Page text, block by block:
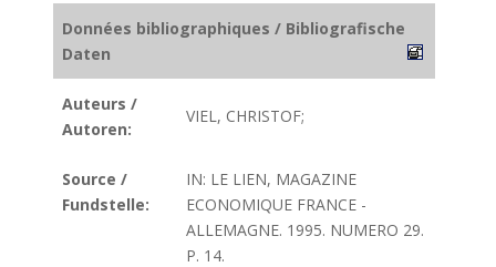
Données bibliographiques / Bibliografische
Daten
Auteurs /
Autoren:
VIEL, CHRISTOF;
Source /
Fundstelle:
IN: LE LIEN, MAGAZINE
ECONOMIQUE FRANCE -
ALLEMAGNE. 1995. NUMERO 29.
P. 14.